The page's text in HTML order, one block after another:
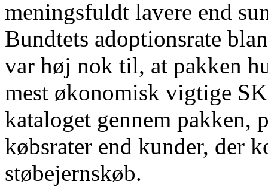
meningsfuldt lavere end
Bundtets adoptionsrate
var høj nok til, at pakken
mest økonomisk vigtige
kataloget gennem pakken,
købsrater end kunder, der
støbejernskøb.